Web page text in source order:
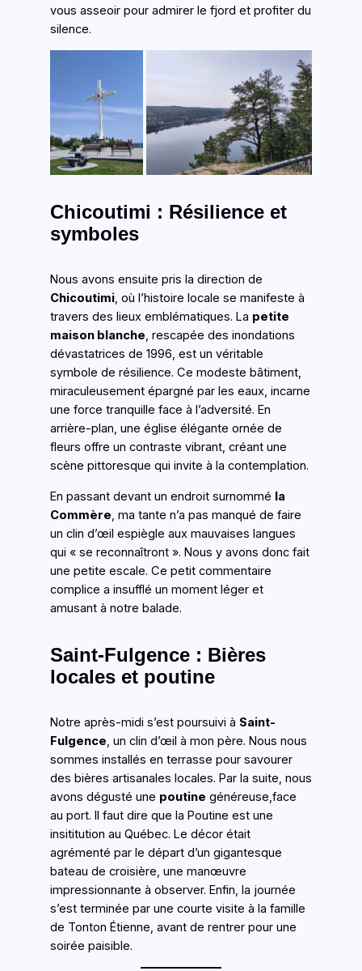
vous asseoir pour admirer le fjord et profiter du
silence.
Chicoutimi : Résilience et
symboles
Nous avons ensuite pris la direction de
Chicoutimi, où l’histoire locale se manifeste à
travers des lieux emblématiques. La petite
maison blanche, rescapée des inondations
dévastatrices de 1996, est un véritable
symbole de résilience. Ce modeste bâtiment,
miraculeusement épargné par les eaux, incarne
une force tranquille face à l’adversité. En
arrière-plan, une église élégante ornée de
fleurs offre un contraste vibrant, créant une
scène pittoresque qui invite à la contemplation.
En passant devant un endroit surnommé la
Commère, ma tante n’a pas manqué de faire
un clin d’œil espiègle aux mauvaises langues
qui « se reconnaîtront ». Nous y avons donc fait
une petite escale. Ce petit commentaire
complice a insufflé un moment léger et
amusant à notre balade.
Saint-Fulgence : Bières
locales et poutine
Notre après-midi s’est poursuivi à Saint-
Fulgence , un clin d’œil à mon père. Nous nous
sommes installés en terrasse pour savourer
des bières artisanales locales. Par la suite, nous
avons dégusté une poutine généreuse,face
au port. Il faut dire que la Poutine est une
insititution au Québec. Le décor était
agrémenté par le départ d’un gigantesque
bateau de croisière, une manœuvre
impressionnante à observer. Enfin, la journée
s’est terminée par une courte visite à la famille
de Tonton Étienne, avant de rentrer pour une
soirée paisible.